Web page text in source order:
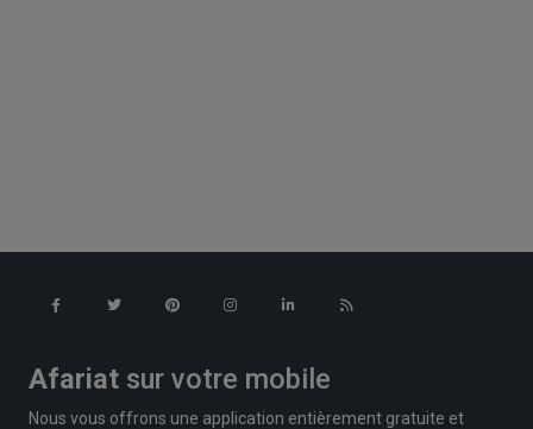
Afariat sur votre mobile
Nous vous offrons une application entièrement gratuite et